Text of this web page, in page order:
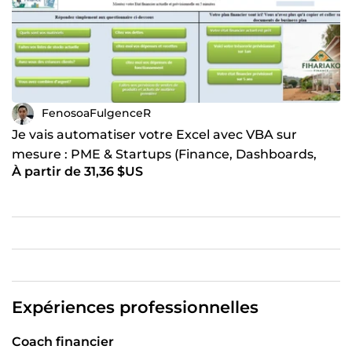
FenosoaFulgenceR
Je vais automatiser votre Excel avec VBA sur
mesure : PME & Startups (Finance, Dashboards,
Rapports)
À partir de 31,36 $US
Expériences professionnelles
Coach financier